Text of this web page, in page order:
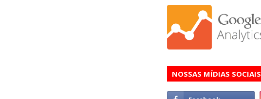
NOSSAS MÍDIAS SOCIAIS